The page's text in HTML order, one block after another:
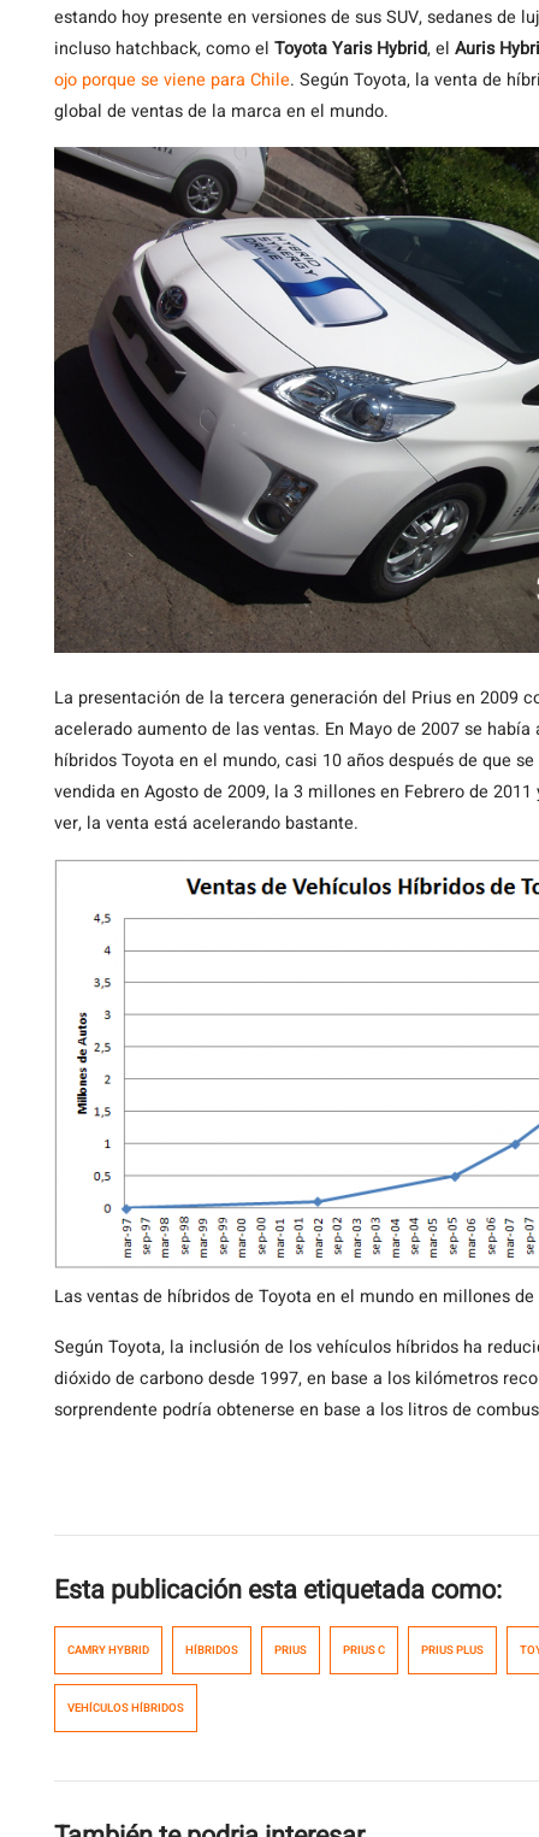
estando hoy presente en versiones de sus SUV, sedanes de
incluso hatchback, como el Toyota Yaris Hybrid, el Auris
ojo porque se viene para Chile. Según Toyota, la venta de
global de ventas de la marca en el mundo.
La presentación de la tercera generación del Prius en 2009
acelerado aumento de las ventas. En Mayo de 2007 se
híbridos Toyota en el mundo, casi 10 años después de que
vendida en Agosto de 2009, la 3 millones en Febrero de
ver, la venta está acelerando bastante.
Las ventas de híbridos de Toyota en el mundo en millones
Según Toyota, la inclusión de los vehículos híbridos ha
dióxido de carbono desde 1997, en base a los kilómetros
sorprendente podría obtenerse en base a los litros de
Esta publicación esta etiquetada como:
CAMRY HYBRID HÍBRIDOS PRIUS PRIUS C PRIUS PLUS
VEHÍCULOS HÍBRIDOS